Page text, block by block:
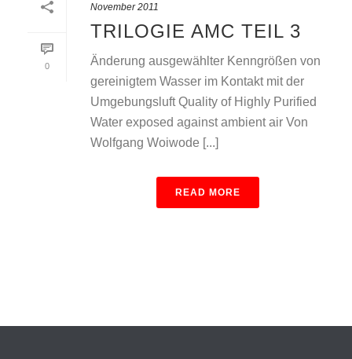
0
November 2011
TRILOGIE AMC TEIL 3
Änderung ausgewählter Kenngrößen von
gereinigtem Wasser im Kontakt mit der
Umgebungsluft Quality of Highly Purified
Water exposed against ambient air Von
Wolfgang Woiwode [...]
READ MORE